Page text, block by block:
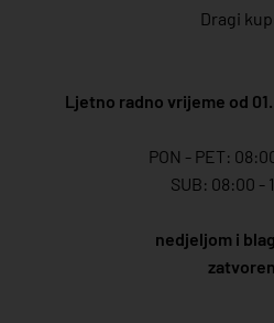
Dragi
Ljetno radno vrijeme od
PON - PET:
SUB: 08:00 -
nedjeljom i